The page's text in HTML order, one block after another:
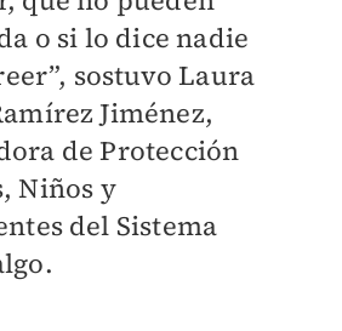
o si lo dice nadie
sostuvo Laura
Jiménez,
de Protección
Niños y
del Sistema